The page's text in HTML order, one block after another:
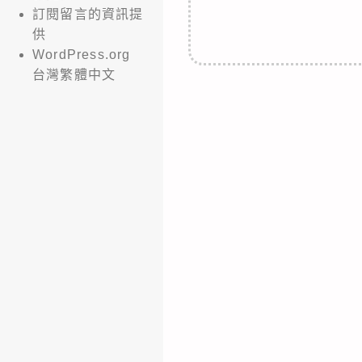
訂閱留言的資訊提
供
WordPress.org
台灣繁體中文